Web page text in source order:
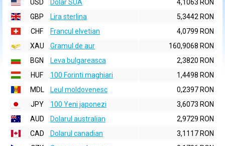
USD
Dolar SUA
4,1063 RON
GBP
Lira sterlina
5,3442 RON
CHF
Francul elvetian
4,0799 RON
XAU
Gramul de aur
160,9068 RON
BGN
Leva bulgareasca
2,3820 RON
HUF
100 Forinti maghiari
1,4498 RON
MDL
Leul moldovenesc
0,2397 RON
JPY
100 Yeni japonezi
3,6073 RON
AUD
Dolarul australian
2,9729 RON
CAD
Dolarul canadian
3,1117 RON